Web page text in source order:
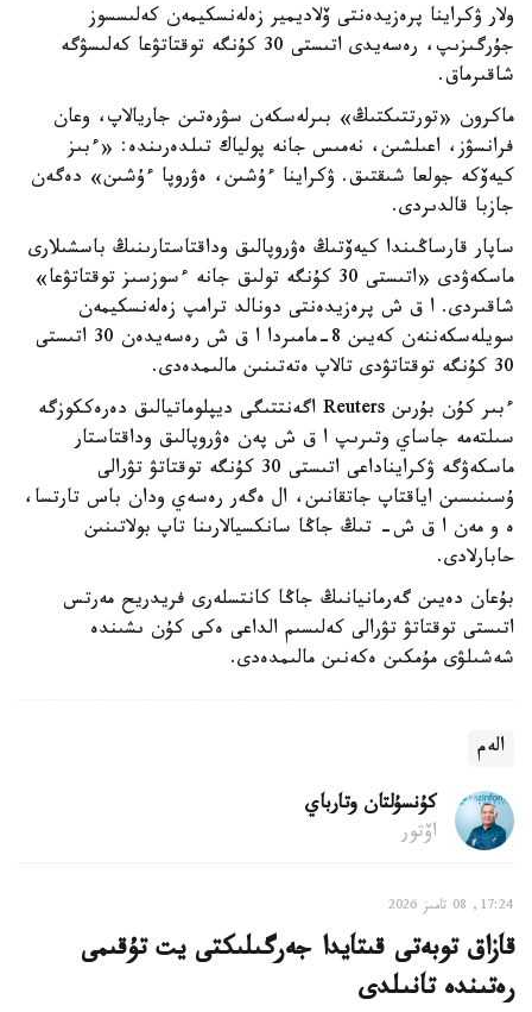
ولار ۋكراينا پرەزيدەنتى ۆلاديمير زەلەنسكيمەن كەلىسسوز
جۇرگىزىپ، رەسەيدى اتىستى 30 كۇنگە توقتاتۋعا كەلىسۋگە
شاقىرماق.
ماكرون «تورتتىكتىڭ» بىرلەسكەن سۋرەتىن جاريالاپ، وعان
فرانسۋز، اعىلشىن، نەمىس جانە پولياك تىلدەرىندە: «ءبىز
كيەۆكە جولعا شىقتىق. ۋكراينا ءۇشىن، ەۋروپا ءۇشىن» دەگەن
جازبا قالدىردى.
ساپار قارساڭىندا كيەۆتىڭ ەۋروپالىق وداقتاستارىنىڭ باسشىلارى
ماسكەۋدى «اتىستى 30 كۇنگە تولىق جانە ءسوزسىز توقتاتۋعا»
شاقىردى. ا ق ش پرەزيدەنتى دونالد ترامپ زەلەنسكيمەن
سويلەسكەننەن كەيىن 8-مامىردا ا ق ش رەسەيدەن 30 اتىستى
30 كۇنگە توقتاتۋدى تالاپ ەتەتىنىن مالىمدەدى.
ءبىر كۇن بۇرىن Reuters اگەنتتىگى ديپلوماتيالىق دەرەككوزگە
سىلتەمە جاساي وتىرىپ ا ق ش پەن ەۋروپالىق وداقتاستار
ماسكەۋگە ۋكرايناداعى اتىستى 30 كۇنگە توقتاتۋ تۋرالى
ۇسىنىسىن اياقتاپ جاتقانىن، ال ەگەر رەسەي ودان باس تارتسا،
ە و مەن ا ق ش- تىڭ جاڭا سانكسيالارىنا تاپ بولاتىنىن
حابارلادى.
بۇعان دەيىن گەرمانيانىڭ جاڭا كانتسلەرى فريدريح مەرتس
اتىستى توقتاتۋ تۋرالى كەلىسىم الداعى ەكى كۇن ىشىندە
شەشىلۋى مۇمكىن ەكەنىن مالىمدەدى.
الەم
كۇنسۇلتان وتارباي
اۆتور
17:24, 08 تامىز 2026
قازاق توبەتى قىتايدا جەرگىلىكتى يت تۇقىمى
رەتىندە تانىلدى